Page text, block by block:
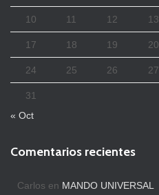
10 11 12 13
17 18 19 20
24 25 26 27
31
« Oct
Comentarios recientes
Carlos en MANDO UNIVERSAL